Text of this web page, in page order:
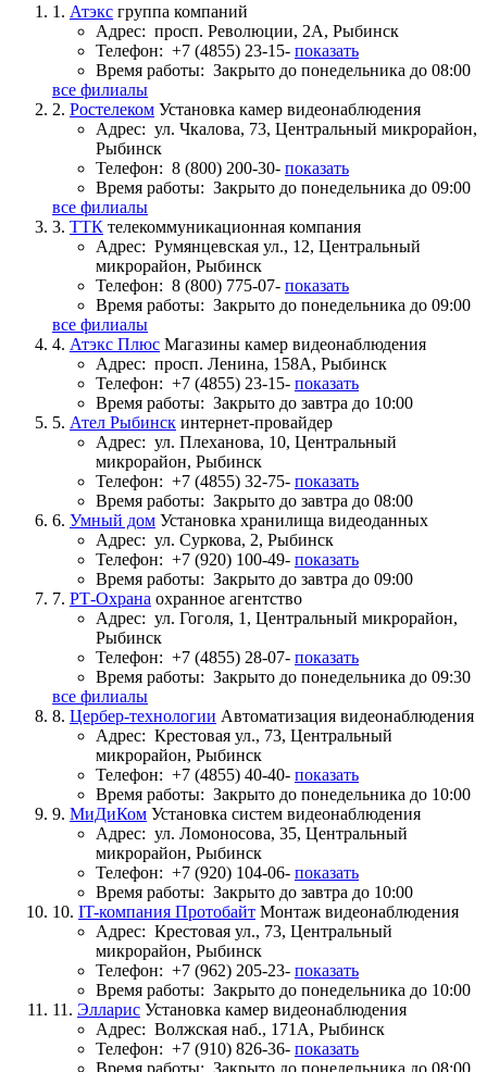
1. Атэкс группа компаний
Адрес: просп. Революции, 2А, Рыбинск
Телефон: +7 (4855) 23-15- показать
Время работы: Закрыто до понедельника до 08:00
все филиалы
2. Ростелеком Установка камер видеонаблюдения
Адрес: ул. Чкалова, 73, Центральный микрорайон,
Рыбинск
Телефон: 8 (800) 200-30- показать
Время работы: Закрыто до понедельника до 09:00
все филиалы
3. ТТК телекоммуникационная компания
Адрес: Румянцевская ул., 12, Центральный
микрорайон, Рыбинск
Телефон: 8 (800) 775-07- показать
Время работы: Закрыто до понедельника до 09:00
все филиалы
4. Атэкс Плюс Магазины камер видеонаблюдения
Адрес: просп. Ленина, 158А, Рыбинск
Телефон: +7 (4855) 23-15- показать
Время работы: Закрыто до завтра до 10:00
5. Ател Рыбинск интернет-провайдер
Адрес: ул. Плеханова, 10, Центральный
микрорайон, Рыбинск
Телефон: +7 (4855) 32-75- показать
Время работы: Закрыто до завтра до 08:00
6. Умный дом Установка хранилища видеоданных
Адрес: ул. Суркова, 2, Рыбинск
Телефон: +7 (920) 100-49- показать
Время работы: Закрыто до завтра до 09:00
7. РТ-Охрана охранное агентство
Адрес: ул. Гоголя, 1, Центральный микрорайон,
Рыбинск
Телефон: +7 (4855) 28-07- показать
Время работы: Закрыто до понедельника до 09:30
все филиалы
8. Цербер-технологии Автоматизация видеонаблюдения
Адрес: Крестовая ул., 73, Центральный
микрорайон, Рыбинск
Телефон: +7 (4855) 40-40- показать
Время работы: Закрыто до понедельника до 10:00
9. МиДиКом Установка систем видеонаблюдения
Адрес: ул. Ломоносова, 35, Центральный
микрорайон, Рыбинск
Телефон: +7 (920) 104-06- показать
Время работы: Закрыто до завтра до 10:00
10. IT-компания Протобайт Монтаж видеонаблюдения
Адрес: Крестовая ул., 73, Центральный
микрорайон, Рыбинск
Телефон: +7 (962) 205-23- показать
Время работы: Закрыто до понедельника до 10:00
11. Элларис Установка камер видеонаблюдения
Адрес: Волжская наб., 171А, Рыбинск
Телефон: +7 (910) 826-36- показать
Время работы: Закрыто до понедельника до 08:00